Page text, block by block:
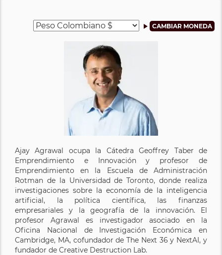
Ajay Agrawal ocupa la Cátedra Geoffrey Taber de
Emprendimiento e Innovación y profesor de
Emprendimiento en la Escuela de Administración
Rotman de la Universidad de Toronto, donde realiza
investigaciones sobre la economía de la inteligencia
artificial, la política científica, las finanzas
empresariales y la geografía de la innovación. El
profesor Agrawal es investigador asociado en la
Oficina Nacional de Investigación Económica en
Cambridge, MA, cofundador de The Next 36 y NextAI, y
fundador de Creative Destruction Lab.